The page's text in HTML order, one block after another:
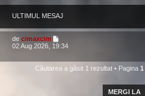
ULTIMUL MESAJ
de cimaxcim
02 Aug 2026, 19:34
Căutarea a găsit 1 rezultat • Pagina 1
MERGI LA